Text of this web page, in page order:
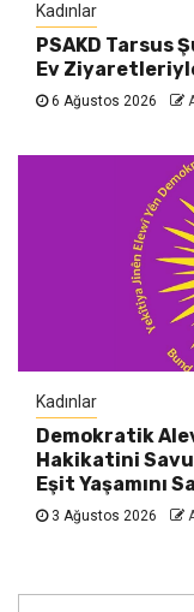
Kadınlar
PSAKD Tarsus
Ev
6 Ağustos 2026
Kadınlar
Demokratik
Hakikatini
Eşit Yaşamını
3 Ağustos 2026